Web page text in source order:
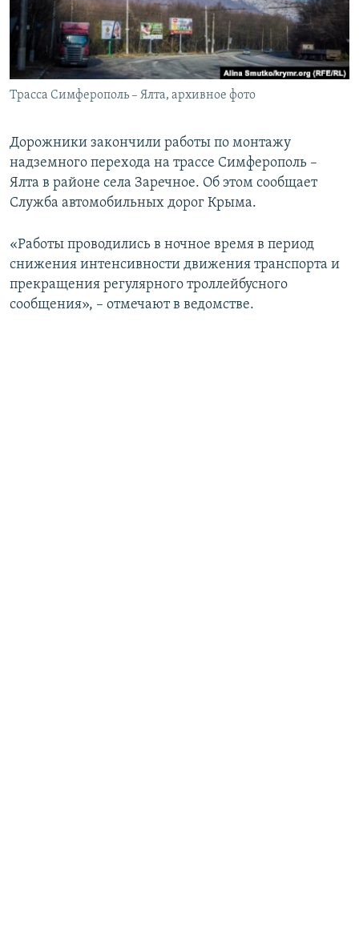
ПОБЕДИТЕЛЕЙ НЕ СУДЯТ?
КРЫМ.НЕПОКОРЕННЫЙ
ELIFBE
УКРАИНСКАЯ ПРОБЛЕМА КРЫМА
ПРИСОЕДИНЯЙТЕСЬ!
Трасса Симферополь – Ялта, архивное фото
Дорожники закончили работы по монтажу
надземного перехода на трассе Симферополь –
Ялта в районе села Заречное. Об этом сообщает
Служба автомобильных дорог Крыма.
«Работы проводились в ночное время в период
снижения интенсивности движения транспорта и
прекращения регулярного троллейбусного
сообщения», – отмечают в ведомстве.